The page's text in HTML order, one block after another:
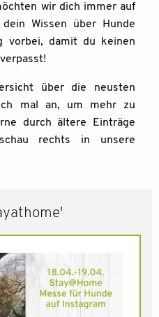
wir dich immer auf
Wissen über Hunde
vorbei, damit du keinen
über die neusten
mal an, um mehr zu
durch ältere Einträge
rechts in unsere